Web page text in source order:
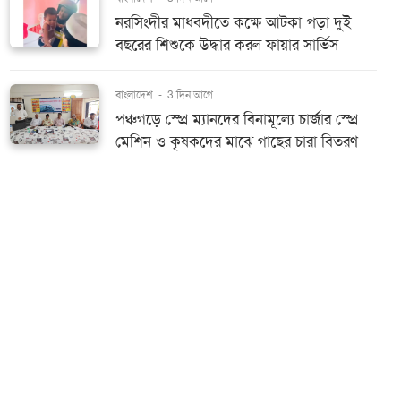
নরসিংদীর মাধবদীতে কক্ষে আটকা পড়া দুই
বছরের শিশুকে উদ্ধার করল ফায়ার সার্ভিস
বাংলাদেশ - 3 দিন আগে
পঞ্চগড়ে স্প্রে ম্যানদের বিনামূল্যে চার্জার স্প্রে
মেশিন ও কৃষকদের মাঝে গাছের চারা বিতরণ